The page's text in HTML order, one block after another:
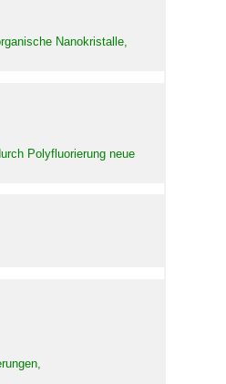
Nanokristalle,
Polyfluorierung neue